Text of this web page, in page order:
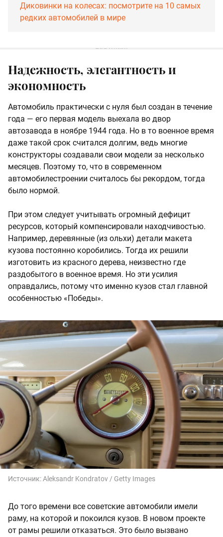
Диковинки на колесах: посмотрите на 10 самых
редких автомобилей в мире
Надежность, элегантность и
экономность
Автомобиль практически с нуля был создан в течение
года — его первая модель выехала во двор
автозавода в ноябре 1944 года. Но в то военное время
даже такой срок считался долгим, ведь многие
конструкторы создавали свои модели за несколько
месяцев. Поэтому то, что в современном
автомобилестроении считалось бы рекордом, тогда
было нормой.
При этом следует учитывать огромный дефицит
ресурсов, который компенсировали находчивостью.
Например, деревянные (из ольхи) детали макета
кузова постоянно коробились. Тогда их решили
изготовить из красного дерева, неизвестно где
раздобытого в военное время. Но эти усилия
оправдались, потому что именно кузов стал главной
особенностью «Победы».
Источник:Aleksandr Kondratov / Getty Images
До того времени все советские автомобили имели
раму, на которой и покоился кузов. В новом проекте
от рамы решили отказаться. Это было вызвано